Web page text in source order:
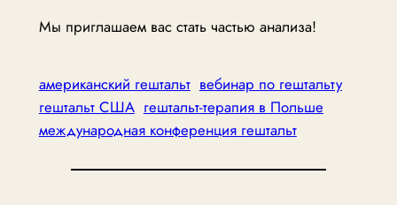
Мы приглашаем вас стать частью анализа!
американский гештальт вебинар по гештальту
гештальт США гештальт-терапия в Польше
международная конференция гештальт